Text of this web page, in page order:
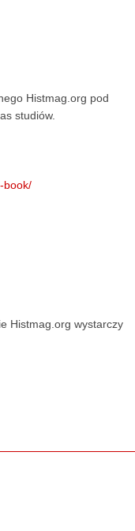
Histmag.org pod
studiów.
book/
Histmag.org wystarczy